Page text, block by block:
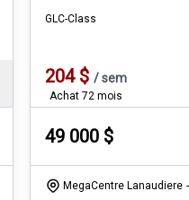
GLC-Class
204$ / sem
Achat 72 mois
49 000 $
MegaCentre Lanaudiere